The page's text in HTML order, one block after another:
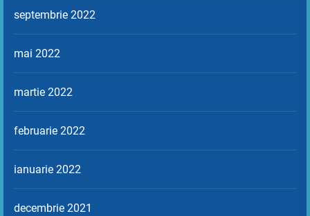
septembrie 2022
mai 2022
martie 2022
februarie 2022
ianuarie 2022
decembrie 2021